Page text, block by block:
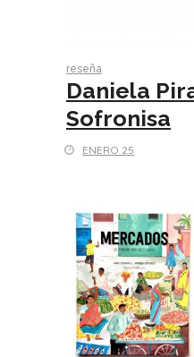
reseña
Daniela
Sofronisa
ENERO 25